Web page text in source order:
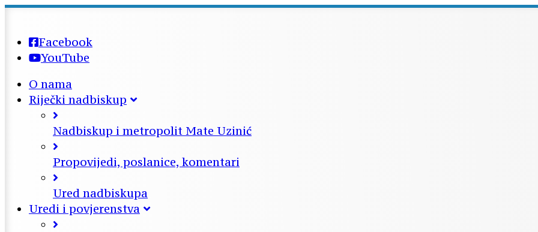
Facebook
YouTube
O nama
Riječki nadbiskup
Nadbiskup i metropolit Mate Uzinić
Propovijedi, poslanice, komentari
Ured nadbiskupa
Uredi i povjerenstva